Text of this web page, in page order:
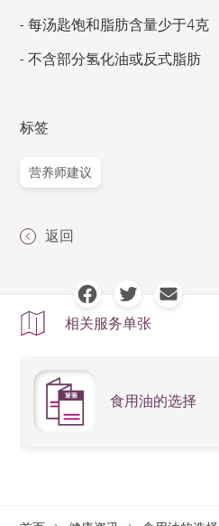
- 每汤匙饱和脂肪含量少于4克
- 不含部分氢化油或反式脂肪
标签
营养师建议
返回
相关服务单张
食用油的选择